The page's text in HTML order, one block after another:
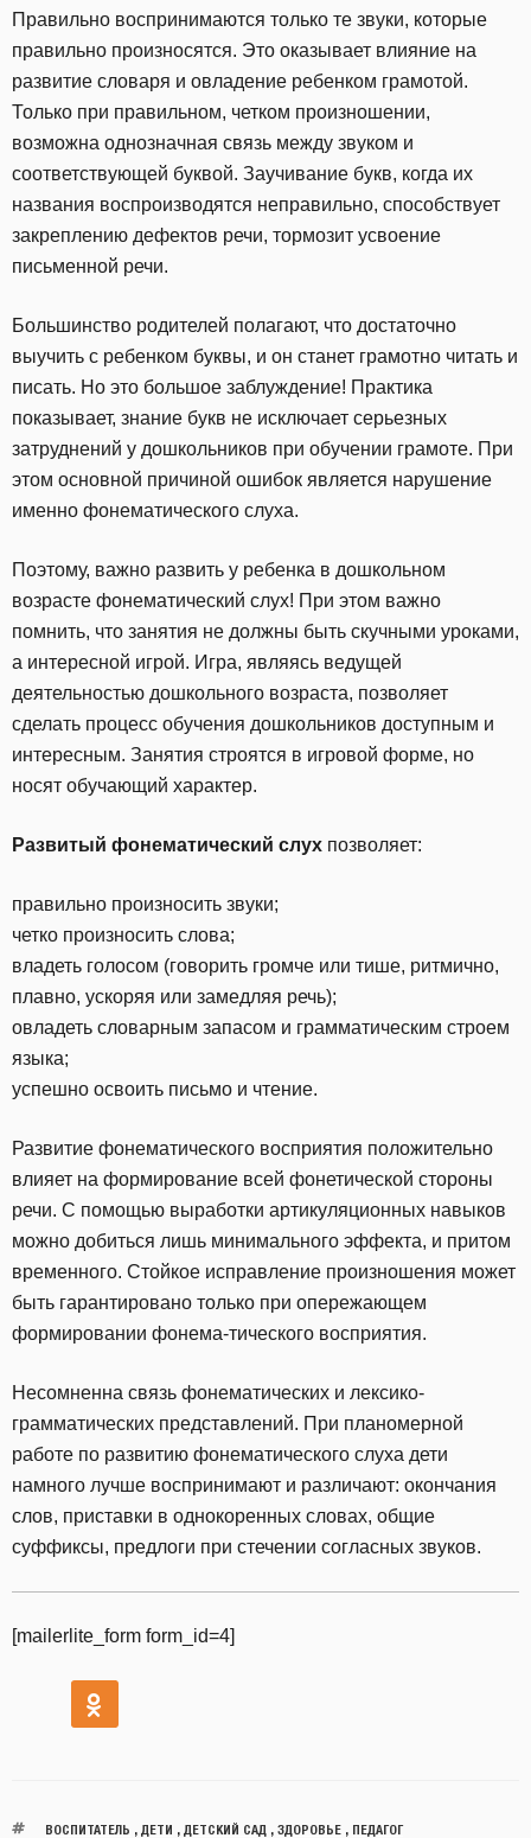
Правильно воспринимаются только те звуки, которые
правильно произносятся. Это оказывает влияние на
развитие словаря и овладение ребенком грамотой.
Только при правильном, четком произношении,
возможна однозначная связь между звуком и
соответствующей буквой. Заучивание букв, когда их
названия воспроизводятся неправильно, способствует
закреплению дефектов речи, тормозит усвоение
письменной речи.
Большинство родителей полагают, что достаточно
выучить с ребенком буквы, и он станет грамотно читать и
писать. Но это большое заблуждение! Практика
показывает, знание букв не исключает серьезных
затруднений у дошкольников при обучении грамоте. При
этом основной причиной ошибок является нарушение
именно фонематического слуха.
Поэтому, важно развить у ребенка в дошкольном
возрасте фонематический слух! При этом важно
помнить, что занятия не должны быть скучными уроками,
а интересной игрой. Игра, являясь ведущей
деятельностью дошкольного возраста, позволяет
сделать процесс обучения дошкольников доступным и
интересным. Занятия строятся в игровой форме, но
носят обучающий характер.
Развитый фонематический слух позволяет:
правильно произносить звуки;
четко произносить слова;
владеть голосом (говорить громче или тише, ритмично,
плавно, ускоряя или замедляя речь);
овладеть словарным запасом и грамматическим строем
языка;
успешно освоить письмо и чтение.
Развитие фонематического восприятия положительно
влияет на формирование всей фонетической стороны
речи. С помощью выработки артикуляционных навыков
можно добиться лишь минимального эффекта, и притом
временного. Стойкое исправление произношения может
быть гарантировано только при опережающем
формировании фонема-тического восприятия.
Несомненна связь фонематических и лексико-
грамматических представлений. При планомерной
работе по развитию фонематического слуха дети
намного лучше воспринимают и различают: окончания
слов, приставки в однокоренных словах, общие
суффиксы, предлоги при стечении согласных звуков.
[mailerlite_form form_id=4]
ВОСПИТАТЕЛЬ , ДЕТИ , ДЕТСКИЙ САД , ЗДОРОВЬЕ, ПЕДАГОГ